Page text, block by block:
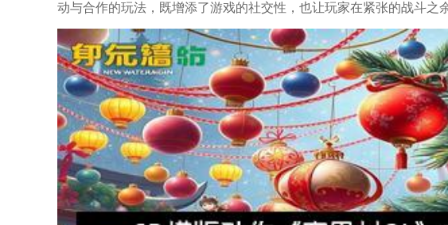
动与合作的玩法，既增添了游戏的社交性，也让玩家在紧张的战斗之